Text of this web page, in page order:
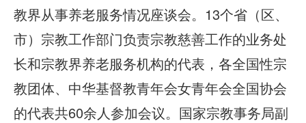
教界从事养老服务情况座谈会。13个省（区、
市）宗教工作部门负责宗教慈善工作的业务处
长和宗教界养老服务机构的代表，各全国性宗
教团体、中华基督教青年会女青年会全国协会
的代表共60余人参加会议。国家宗教事务局副